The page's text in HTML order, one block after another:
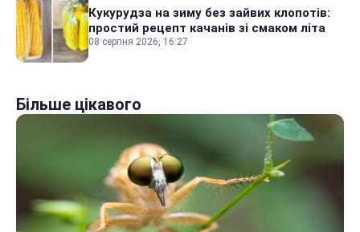
Кукурудза на зиму без зайвих клопотів:
простий рецепт качанів зі смаком літа
08 серпня 2026, 16:27
Більше цікавого